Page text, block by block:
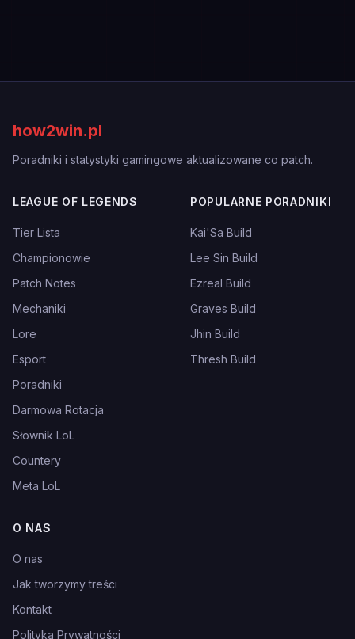
how2win.pl
Poradniki i statystyki gamingowe aktualizowane co patch.
LEAGUE OF LEGENDS
Tier Lista
Championowie
Patch Notes
Mechaniki
Lore
Esport
Poradniki
Darmowa Rotacja
Słownik LoL
Countery
Meta LoL
POPULARNE PORADNIKI
Kai'Sa Build
Lee Sin Build
Ezreal Build
Graves Build
Jhin Build
Thresh Build
O NAS
O nas
Jak tworzymy treści
Kontakt
Polityka Prywatności